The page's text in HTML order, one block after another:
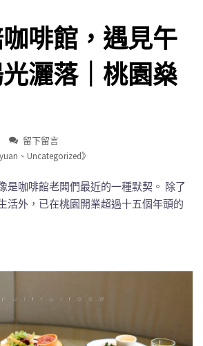
啡館，遇見午
灑落｜桃園燊
留下留言
、 Uncategorized》
是咖啡館老闆們最近的一種默契。 除了
活外，已在桃園開業超過十五個年頭的